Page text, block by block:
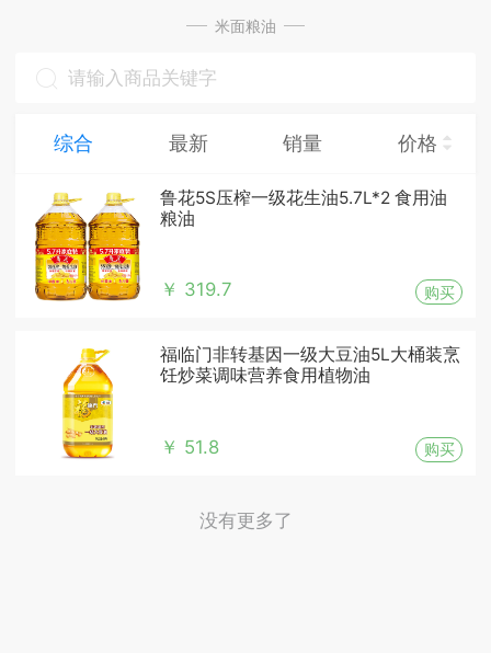
米面粮油
综合 最新 销量 价格
鲁花5S压榨一级花生油5.7L*2 食用油
粮油
￥ 319.7 购买
福临门非转基因一级大豆油5L大桶装烹
饪炒菜调味营养食用植物油
￥ 51.8 购买
没有更多了